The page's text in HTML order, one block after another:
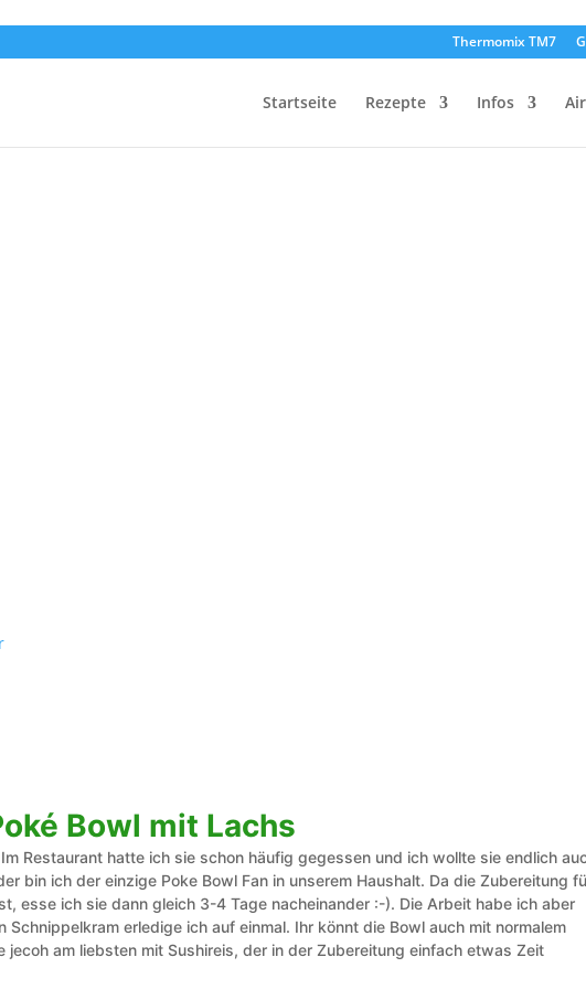
Thermomix TM7
Startseite Rezepte Infos
Bowl mit Lachs
Restaurant hatte ich sie schon häufig gegessen und ich wollte sie endlich
bin ich der einzige Poke Bowl Fan in unserem Haushalt. Da die Zubereitung
esse ich sie dann gleich 3-4 Tage nacheinander :-). Die Arbeit habe ich aber
Schnippelkram erledige ich auf einmal. Ihr könnt die Bowl auch mit normalem
jecoh am liebsten mit Sushireis, der in der Zubereitung einfach etwas Zeit